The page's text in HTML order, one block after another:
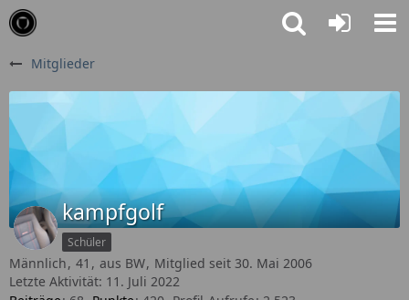
Mitglieder
kampfgolf
Schüler
Männlich 41 aus BW Mitglied seit 30. Mai 2006
Letzte Aktivität: 11. Juli 2022